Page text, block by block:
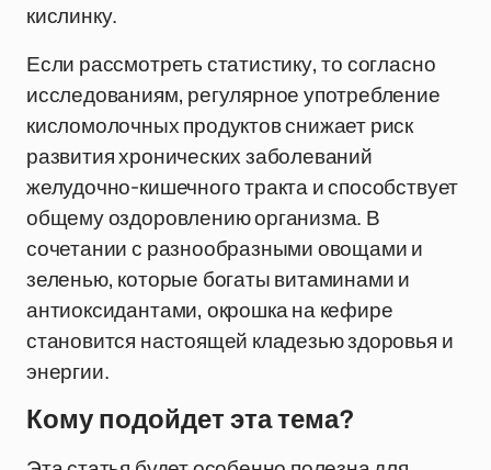
кислинку.
Если рассмотреть статистику, то согласно
исследованиям, регулярное употребление
кисломолочных продуктов снижает риск
развития хронических заболеваний
желудочно-кишечного тракта и способствует
общему оздоровлению организма. В
сочетании с разнообразными овощами и
зеленью, которые богаты витаминами и
антиоксидантами, окрошка на кефире
становится настоящей кладезью здоровья и
энергии.
Кому подойдет эта тема?